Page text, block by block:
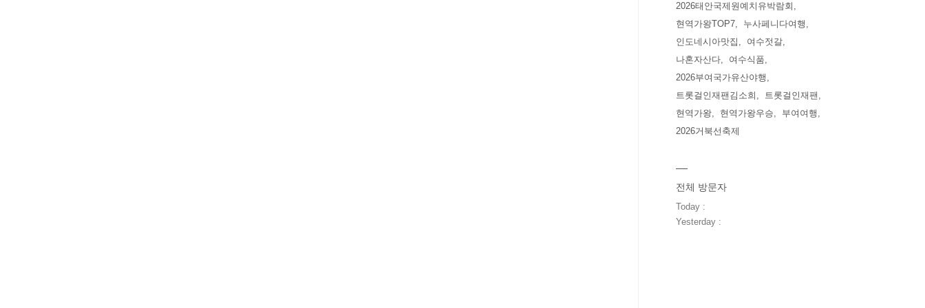
2026태안국제원예치유박람회
현역가왕TOP7
누사페니다여행
인도네시아맛집
여수젓갈
나혼자산다
여수식품
2026부여국가유산야행
트롯걸인재팬김소희
트롯걸인재팬
현역가왕
현역가왕우승
부여여행
2026거북선축제
전체 방문자
Today :
Yesterday :